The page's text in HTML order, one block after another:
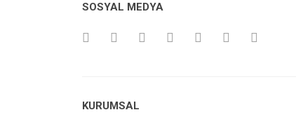
Ürün açıklamasında eksik bilgiler bulunuyor.
SOSYAL MEDYA
KURUMSAL